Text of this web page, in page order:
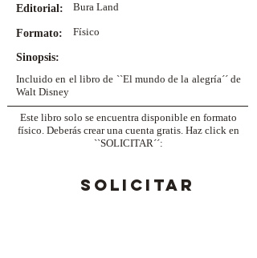
Bura Land
Editorial:
Formato: Físico
Sinopsis:
Incluido en el libro de ``El mundo de la alegría´´ de
Walt Disney
Este libro solo se encuentra disponible en formato
físico. Deberás crear una cuenta gratis. Haz click en
``SOLICITAR´´:
SOLICITAR